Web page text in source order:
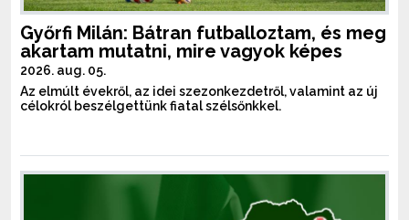
Győrfi Milán: Bátran futballoztam, és meg
akartam mutatni, mire vagyok képes
2026. aug. 05.
Az elmúlt évekről, az idei szezonkezdetről, valamint az új
célokról beszélgettünk fiatal szélsőnkkel.